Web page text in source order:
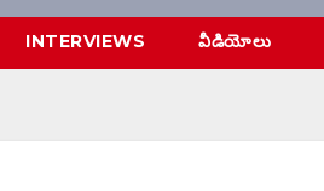
INTERVIEWS వీడియోలు